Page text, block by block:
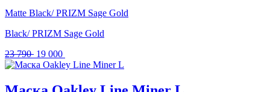
Matte Black/ PRIZM Sage Gold
Black/ PRIZM Sage Gold
23 790 Первоначальная
цена
19 000
цена:
000 .